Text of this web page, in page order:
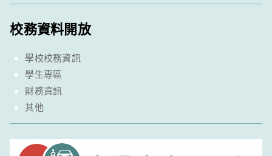
校務資料開放
學校校務資訊
學生專區
財務資訊
其他